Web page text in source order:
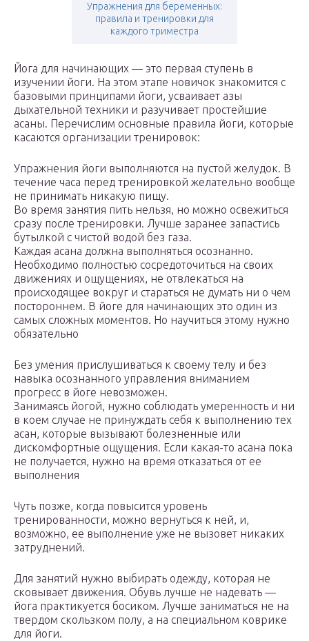
Упражнения для беременных:
правила и тренировки для
каждого триместра
Йога для начинающих — это первая ступень в
изучении йоги. На этом этапе новичок знакомится с
базовыми принципами йоги, усваивает азы
дыхательной техники и разучивает простейшие
асаны. Перечислим основные правила йоги, которые
касаются организации тренировок:
Упражнения йоги выполняются на пустой желудок. В
течение часа перед тренировкой желательно вообще
не принимать никакую пищу.
Во время занятия пить нельзя, но можно освежиться
сразу после тренировки. Лучше заранее запастись
бутылкой с чистой водой без газа.
Каждая асана должна выполняться осознанно.
Необходимо полностью сосредоточиться на своих
движениях и ощущениях, не отвлекаться на
происходящее вокруг и стараться не думать ни о чем
постороннем. В йоге для начинающих это один из
самых сложных моментов. Но научиться этому нужно
обязательно
Без умения прислушиваться к своему телу и без
навыка осознанного управления вниманием
прогресс в йоге невозможен.
Занимаясь йогой, нужно соблюдать умеренность и ни
в коем случае не принуждать себя к выполнению тех
асан, которые вызывают болезненные или
дискомфортные ощущения. Если какая-то асана пока
не получается, нужно на время отказаться от ее
выполнения
Чуть позже, когда повысится уровень
тренированности, можно вернуться к ней, и,
возможно, ее выполнение уже не вызовет никаких
затруднений.
Для занятий нужно выбирать одежду, которая не
сковывает движения. Обувь лучше не надевать —
йога практикуется босиком. Лучше заниматься не на
твердом скользком полу, а на специальном коврике
для йоги.